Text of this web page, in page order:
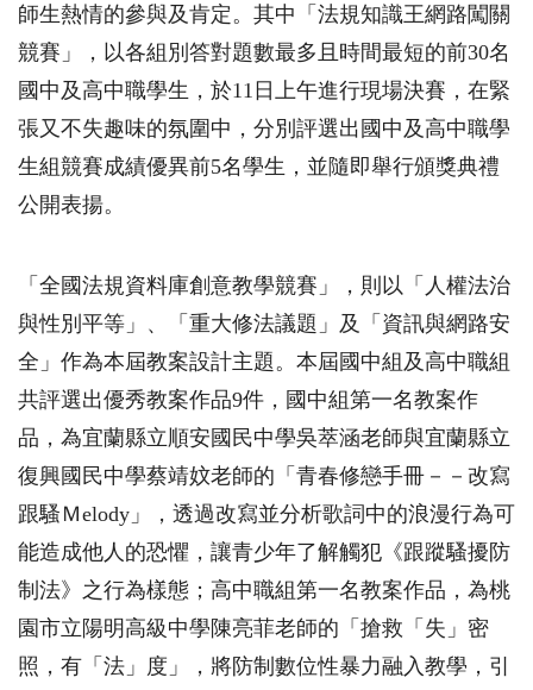
師生熱情的參與及肯定。其中「法規知識王網路闖關
競賽」，以各組別答對題數最多且時間最短的前30名
國中及高中職學生，於11日上午進行現場決賽，在緊
張又不失趣味的氛圍中，分別評選出國中及高中職學
生組競賽成績優異前5名學生，並隨即舉行頒獎典禮
公開表揚。
「全國法規資料庫創意教學競賽」，則以「人權法治
與性別平等」、「重大修法議題」及「資訊與網路安
全」作為本屆教案設計主題。本屆國中組及高中職組
共評選出優秀教案作品9件，國中組第一名教案作
品，為宜蘭縣立順安國民中學吳萃涵老師與宜蘭縣立
復興國民中學蔡靖妏老師的「青春修戀手冊－－改寫
跟騷Ｍelody」，透過改寫並分析歌詞中的浪漫行為可
能造成他人的恐懼，讓青少年了解觸犯《跟蹤騷擾防
制法》之行為樣態；高中職組第一名教案作品，為桃
園市立陽明高級中學陳亮菲老師的「搶救「失」密
照，有「法」度」，將防制數位性暴力融入教學，引